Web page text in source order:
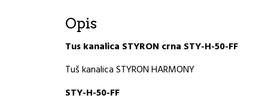
Opis
Tus kanalica STYRON crna STY-H-50-FF
Tuš kanalica STYRON HARMONY
STY-H-50-FF